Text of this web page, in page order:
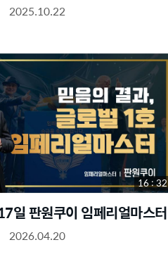
2025.10.22
일 판원쿠이 임페리얼마스터
2026.04.20
16 : 32